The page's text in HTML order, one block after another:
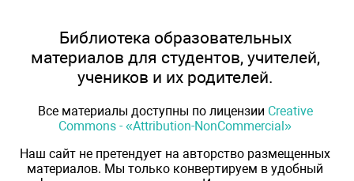
Библиотека образовательных
материалов для студентов, учителей,
учеников и их родителей.
Все материалы доступны по лицензии Creative
Commons - «Attribution-NonCommercial»
Наш сайт не претендует на авторство размещенных
материалов. Мы только конвертируем в удобный